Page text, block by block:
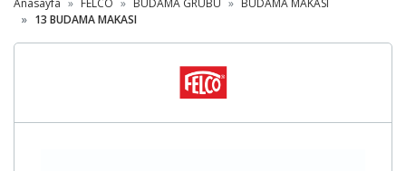
Anasayfa FELCO BUDAMA GRUBU
BUDAMA MAKASI
13 BUDAMA MAKASI